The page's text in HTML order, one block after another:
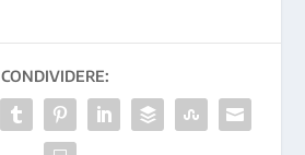
CONDIVIDERE: